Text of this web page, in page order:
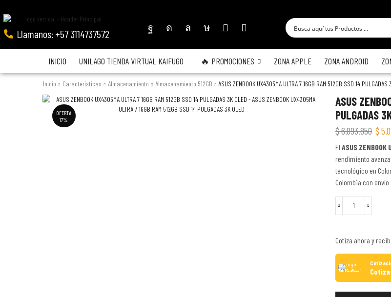
Llamanos: +57 3114737572
INICIO UNILAGO TIENDA VIRTUAL KAIFUGO 🔥 PROMOCIONES ZONA APPLE ZONA ANDROID
Inicio Características Almacenamiento Almacenamiento 512GB ASUS ZENBOOK UX4305MA ULTRA 7 16GB RAM 512GB SSD 14 PULGADAS
OFERTA
17%
ASUS
PULGADAS
$6.093.850 $
El ASUS ZENBOOK
rendimiento
tecnológico en
Colombia con envío
Cotiza ahora y